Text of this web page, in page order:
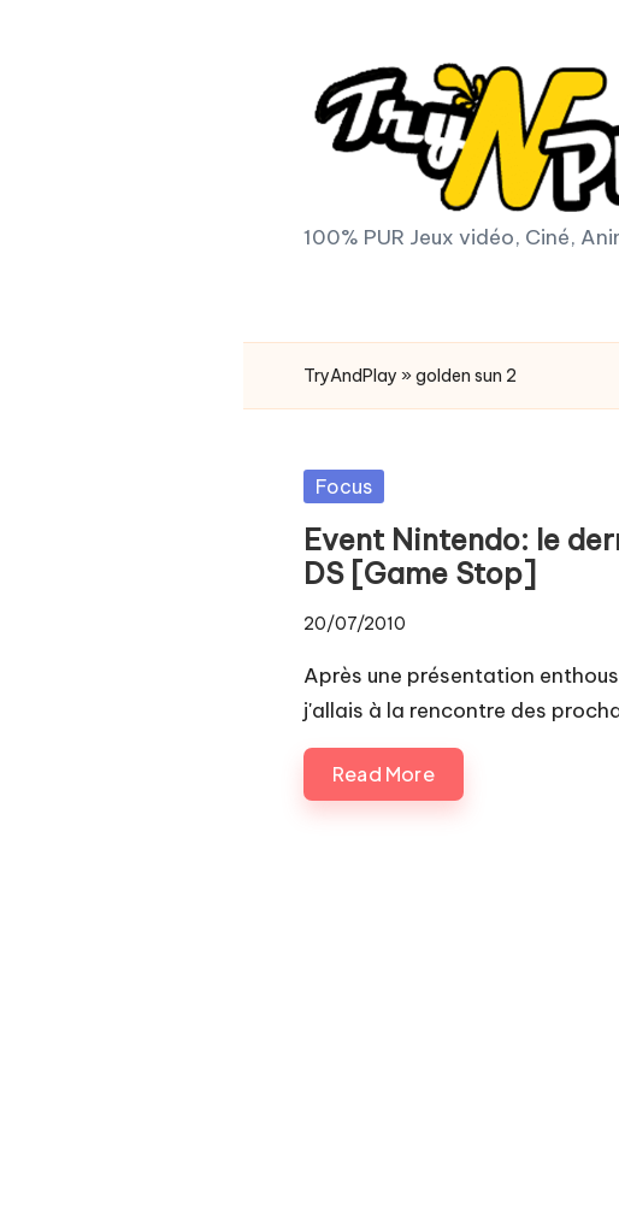
T
y
A
n
d
Pl
a
y.
c
o
m
100% PUR Jeux vidéo, Ciné,
TryAndPlay » golden sun 2
Posted
Focus
Event Nintendo: le
DS [Game Stop]
20/07/2010
Après une présentation
j'allais à la rencontre des
Read More